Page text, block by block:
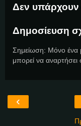
Δεν υπάρχουν
Δημοσίευση
Σημείωση: Μόνο ένα
μπορεί να αναρτήσει
‹